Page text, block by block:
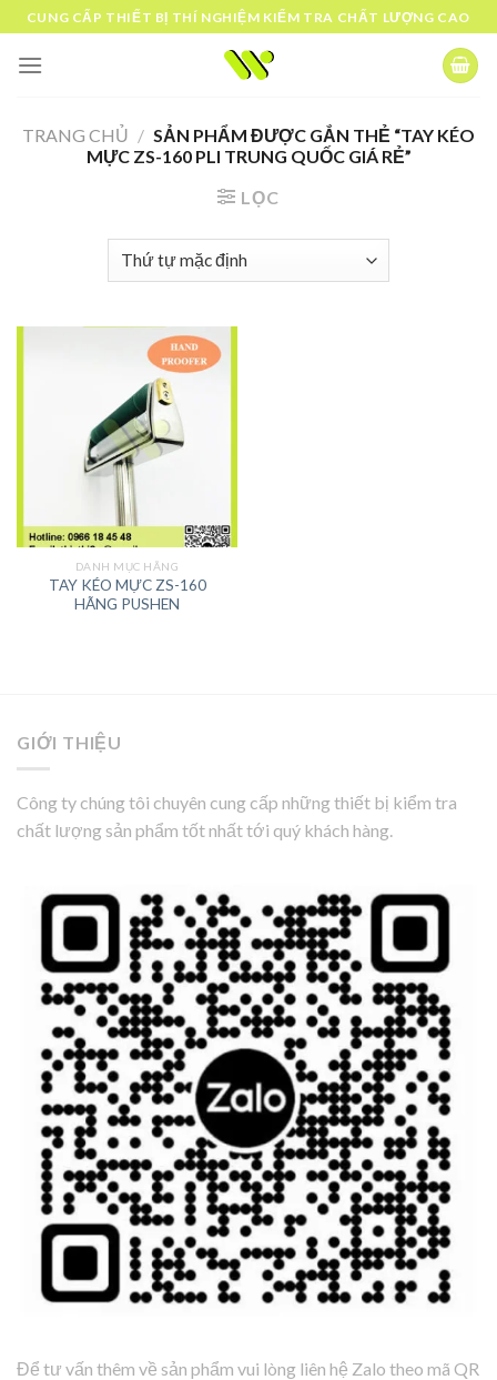
Skip
to
content
CUNG CẤP THIẾT BỊ THÍ NGHIỆM KIỂM TRA CHẤT LƯỢNG CAO
TRANG CHỦ / SẢN PHẨM ĐƯỢC GẮN THẺ “TAY KÉO
MỰC ZS-160 PLI TRUNG QUỐC GIÁ RẺ”
LỌC
DANH MỤC HÃNG
TAY KÉO MỰC ZS-160
HÃNG PUSHEN
GIỚI THIỆU
Công ty chúng tôi chuyên cung cấp những thiết bị kiểm tra
chất lượng sản phẩm tốt nhất tới quý khách hàng.
Để tư vấn thêm về sản phẩm vui lòng liên hệ Zalo theo mã QR